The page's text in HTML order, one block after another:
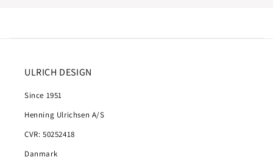
ULRICH DESIGN
Since 1951
Henning Ulrichsen A/S
CVR: 50252418
Danmark